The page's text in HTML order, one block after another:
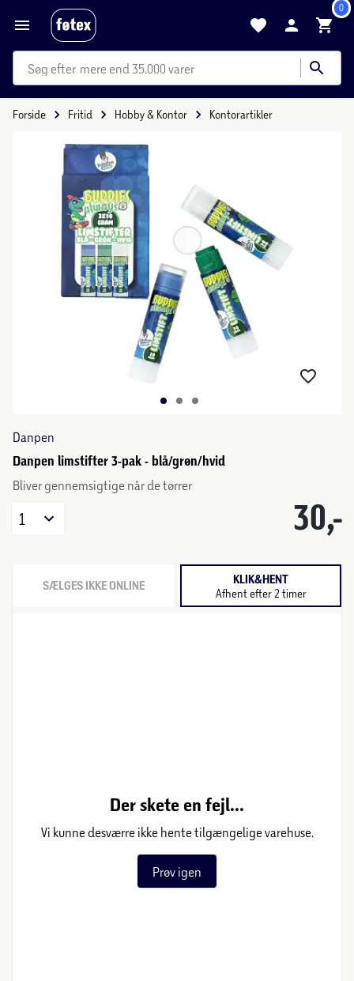
0
mere end 35.000 varer
Forside Fritid Hobby & Kontor Kontorartikler
Danpen
Danpen limstifter 3-pak - blå/grøn/hvid
Bliver gennemsigtige når de tørrer
30,-
1
SÆLGES IKKE ONLINE KLIK&HENT
Afhent efter 2 timer
Der skete en fejl...
Vi kunne desværre ikke hente tilgængelige varehuse.
Prøv igen